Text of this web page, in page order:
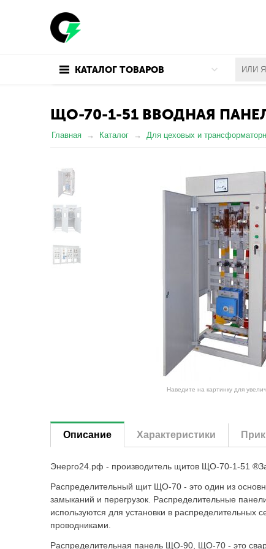
КАТАЛОГ ТОВАРОВ
ЩО-70-1-51 ВВОДНАЯ
Главная Каталог Для цеховых и
Наведите на картинку для
Описание Характеристики
Энерго24.рф - производитель щитов ЩО-70-1-51
Распределительный щит ЩО-70 - это один из
замыканий и перегрузок. Распределительные
используются для установки в
проводниками.
Распределительная панель ЩО-90, ЩО-70 - это